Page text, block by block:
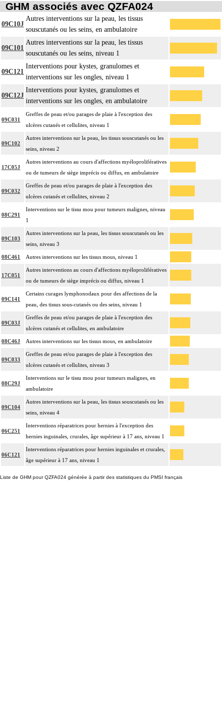
GHM associés avec QZFA024
09C10J
Autres interventions sur la peau, les tissus
souscutanés ou les seins, en ambulatoire
09C101
Autres interventions sur la peau, les tissus
souscutanés ou les seins, niveau 1
09C121
Interventions pour kystes, granulomes et
interventions sur les ongles, niveau 1
09C12J
Interventions pour kystes, granulomes et
interventions sur les ongles, en ambulatoire
09C031
Greffes de peau et/ou parages de plaie à l'exception des
ulcères cutanés et cellulites, niveau 1
09C102
Autres interventions sur la peau, les tissus souscutanés ou les
seins, niveau 2
17C05J
Autres interventions au cours d'affections myéloprolifératives
ou de tumeurs de siège imprécis ou diffus, en ambulatoire
09C032
Greffes de peau et/ou parages de plaie à l'exception des
ulcères cutanés et cellulites, niveau 2
08C291
Interventions sur le tissu mou pour tumeurs malignes, niveau
1
09C103
Autres interventions sur la peau, les tissus souscutanés ou les
seins, niveau 3
08C461 Autres interventions sur les tissus mous, niveau 1
17C051
Autres interventions au cours d'affections myéloprolifératives
ou de tumeurs de siège imprécis ou diffus, niveau 1
09C141
Certains curages lymphonodaux pour des affections de la
peau, des tissus sous-cutanés ou des seins, niveau 1
09C03J
Greffes de peau et/ou parages de plaie à l'exception des
ulcères cutanés et cellulites, en ambulatoire
08C46J Autres interventions sur les tissus mous, en ambulatoire
09C033
Greffes de peau et/ou parages de plaie à l'exception des
ulcères cutanés et cellulites, niveau 3
08C29J
Interventions sur le tissu mou pour tumeurs malignes, en
ambulatoire
09C104
Autres interventions sur la peau, les tissus souscutanés ou les
seins, niveau 4
06C251
Interventions réparatrices pour hernies à l'exception des
hernies inguinales, crurales, âge supérieur à 17 ans, niveau 1
06C121
Interventions réparatrices pour hernies inguinales et crurales,
âge supérieur à 17 ans, niveau 1
Liste de GHM pour QZFA024 générée à partir des statistiques du PMSI français